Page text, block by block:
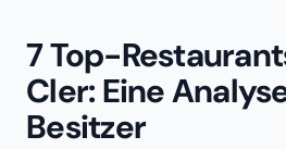
7 Top-
Cler: Eine
Besitzer